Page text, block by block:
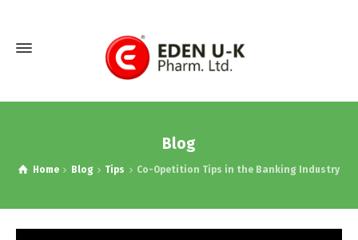
Blog
Home Blog Tips Co-Opetition Tips in the Banking Industry